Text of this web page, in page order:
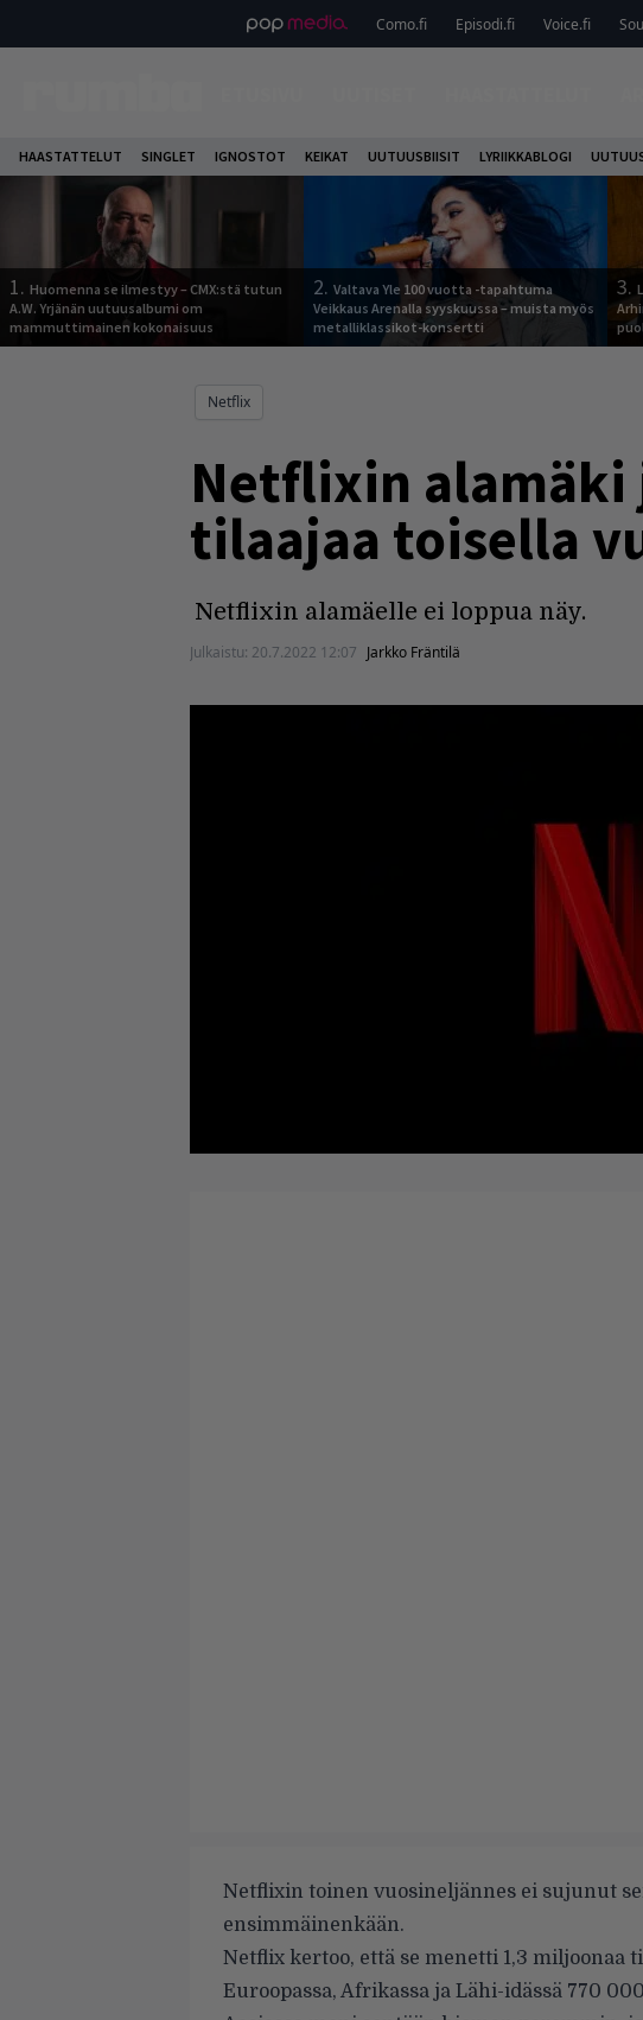
Como.fi Episodi.fi Voice.fi
HAASTATTELUT SINGLET IGNOSTOT KEIKAT UUTUUSBIISIT LYRIIKKABLOGI
1. Huomenna se ilmestyy – CMX:stä tutun
A.W. Yrjänän uutuusalbumi om
mammuttimainen kokonaisuus
2. Valtava Yle 100 vuotta -tapahtuma
Veikkaus Arenalla syyskuussa – muista myös
metalliklassikot-konsertti
3.
Netflix
Netflixin
tilaajaa toisella
Netflixin alamäelle ei loppua näy.
Julkaistu: 20.7.2022 12:07 Jarkko Fräntilä
Netflixin toinen vuosineljännes ei sujunut
ensimmäinenkään.
Netflix kertoo, että se menetti 1,3 miljoonaa
Euroopassa, Afrikassa ja Lähi-idässä 770